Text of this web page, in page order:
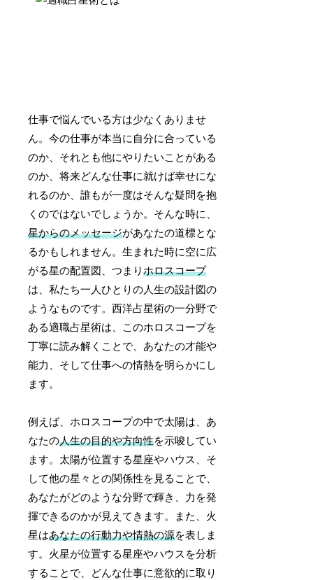
仕事で悩んでいる方は少なくありませ
ん。今の仕事が本当に自分に合っている
のか、それとも他にやりたいことがある
のか、将来どんな仕事に就けば幸せにな
れるのか、誰もが一度はそんな疑問を抱
くのではないでしょうか。そんな時に、
星からのメッセージがあなたの道標とな
るかもしれません。生まれた時に空に広
がる星の配置図、つまりホロスコープ
は、私たち一人ひとりの人生の設計図の
ようなものです。西洋占星術の一分野で
ある適職占星術は、このホロスコープを
丁寧に読み解くことで、あなたの才能や
能力、そして仕事への情熱を明らかにし
ます。
例えば、ホロスコープの中で太陽は、あ
なたの人生の目的や方向性を示唆してい
ます。太陽が位置する星座やハウス、そ
して他の星々との関係性を見ることで、
あなたがどのような分野で輝き、力を発
揮できるのかが見えてきます。また、火
星はあなたの行動力や情熱の源を表しま
す。火星が位置する星座やハウスを分析
することで、どんな仕事に意欲的に取り